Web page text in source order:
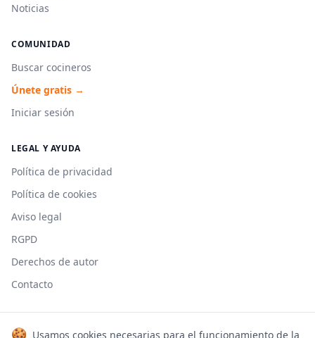
Noticias
COMUNIDAD
Buscar cocineros
Únete gratis →
Iniciar sesión
LEGAL Y AYUDA
Política de privacidad
Política de cookies
Aviso legal
RGPD
Derechos de autor
Contacto
🍪 Usamos cookies necesarias para el funcionamiento de la